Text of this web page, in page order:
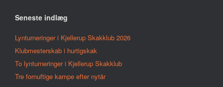
Seneste indlæg
Lynturneringer i Kjellerup Skakklub 2026
Klubmesterskab i hurtigskak
To lynturneringer i Kjellerup Skakklub
Tre fornuftige kampe efter nytår